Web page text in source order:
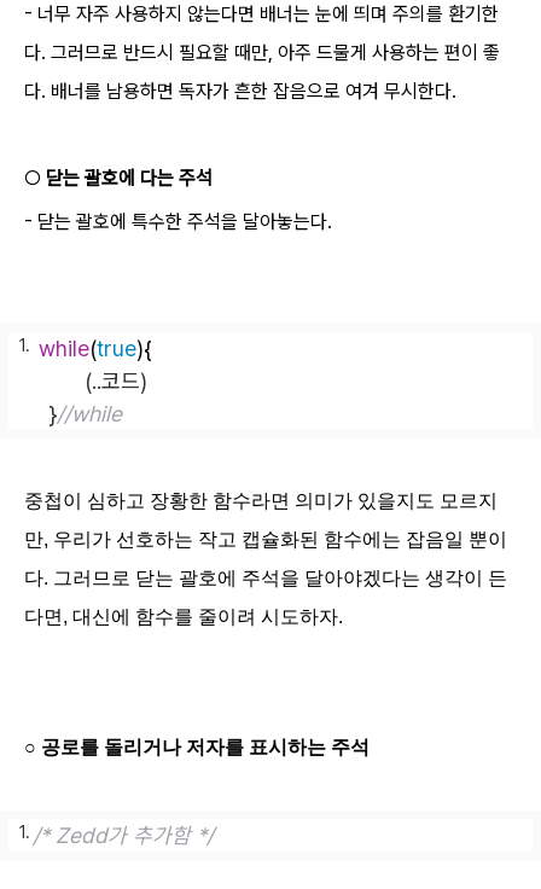
- 너무 자주 사용하지 않는다면 배너는 눈에 띄며 주의를 환기한
다. 그러므로 반드시 필요할 때만, 아주 드물게 사용하는 편이 좋
다. 배너를 남용하면 독자가 흔한 잡음으로 여겨 무시한다.
○ 닫는 괄호에 다는 주석
- 닫는 괄호에 특수한 주석을 달아놓는다.
while(true){
(..코드)
}//while
중첩이 심하고 장황한 함수라면 의미가 있을지도 모르지
만, 우리가 선호하는 작고 캡슐화된 함수에는 잡음일 뿐이
다. 그러므로 닫는 괄호에 주석을 달아야겠다는 생각이 든
다면, 대신에 함수를 줄이려 시도하자.
○ 공로를 돌리거나 저자를 표시하는 주석
/* Zedd가 추가함 */